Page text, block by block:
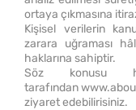
ortaya çıkmasına
Kişisel verilerin
zarara uğraması
haklarına sahiptir.
Söz konusu
tarafından
ziyaret edebilirisiniz.